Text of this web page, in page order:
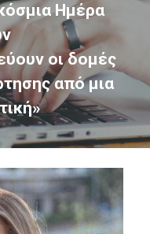
Ημέρα
οι δομές
από μια